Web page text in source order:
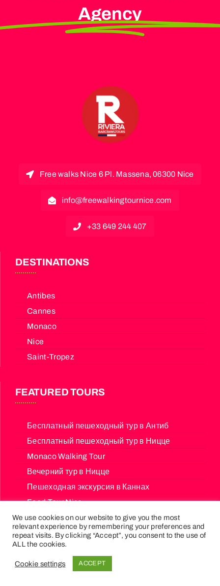
Agency
Free walks Nice 6 Pl. Massena, 06300 Nice
info@freewalkingtournice.com
+33 649 244 407
DESTINATIONS
Antibes
Cannes
Monaco
Nice
Saint-Tropez
FEATURED TOURS
Бесплатный пешеходный тур в Антиб
Бесплатный пешеходный тур в Ницце
Monaco Walking Tour
Вечерний тур в Ницце
Пешеходная экскурсия в Каннах
Food Tour Nice
Free Tour Nice
NEWSLETTER
We use cookies on our website to give you the most
relevant experience by remembering your preferences and
repeat visits. By clicking “Accept”, you consent to the use of
ALL the cookies.
Cookie settings ACCEPT